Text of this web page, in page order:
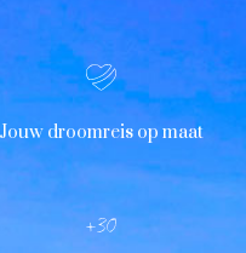
Jouw droomreis op maat